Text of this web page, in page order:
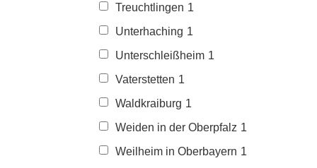
Treuchtlingen 1
Unterhaching 1
Unterschleißheim 1
Vaterstetten 1
Waldkraiburg 1
Weiden in der Oberpfalz 1
Weilheim in Oberbayern 1